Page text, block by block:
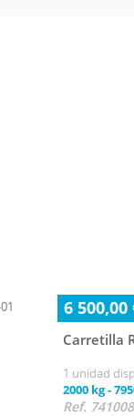
6 500,00
Carretilla
1 unidad
2000 kg-
Ref. 741008